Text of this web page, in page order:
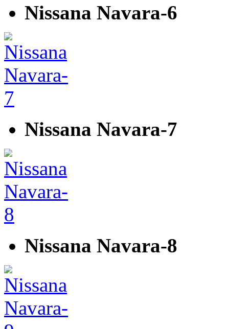
Nissana Navara-6
Nissana Navara-7
Nissana Navara-8